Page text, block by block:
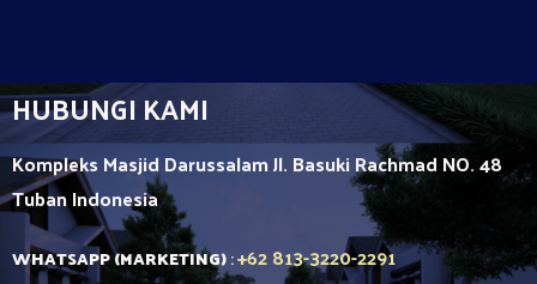
HUBUNGI KAMI
Kompleks Masjid Darussalam Jl. Basuki Rachmad NO. 48
TubanIndonesia
WHATSAPP (MARKETING):+62 813-3220-2291